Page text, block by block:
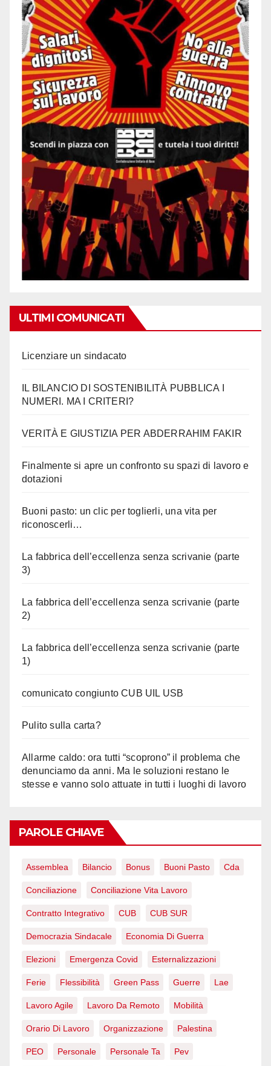
ULTIMI COMUNICATI
Licenziare un sindacato
IL BILANCIO DI SOSTENIBILITÀ PUBBLICA I
NUMERI. MA I CRITERI?
VERITÀ E GIUSTIZIA PER ABDERRAHIM FAKIR
Finalmente si apre un confronto su spazi di lavoro e
dotazioni
Buoni pasto: un clic per toglierli, una vita per
riconoscerli…
La fabbrica dell’eccellenza senza scrivanie (parte
3)
La fabbrica dell’eccellenza senza scrivanie (parte
2)
La fabbrica dell’eccellenza senza scrivanie (parte
1)
comunicato congiunto CUB UIL USB
Pulito sulla carta?
Allarme caldo: ora tutti “scoprono” il problema che
denunciamo da anni. Ma le soluzioni restano le
stesse e vanno solo attuate in tutti i luoghi di lavoro
PAROLE CHIAVE
Assemblea Bilancio Bonus Buoni Pasto Cda
Conciliazione Conciliazione Vita Lavoro
Contratto Integrativo CUB CUB SUR
Democrazia Sindacale Economia Di Guerra
Elezioni Emergenza Covid Esternalizzazioni
Ferie Flessibilità Green Pass Guerre Lae
Lavoro Agile Lavoro Da Remoto Mobilità
Orario Di Lavoro Organizzazione Palestina
PEO Personale Personale Ta Pev